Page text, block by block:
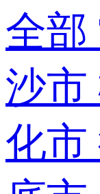
全部
沙市
化市